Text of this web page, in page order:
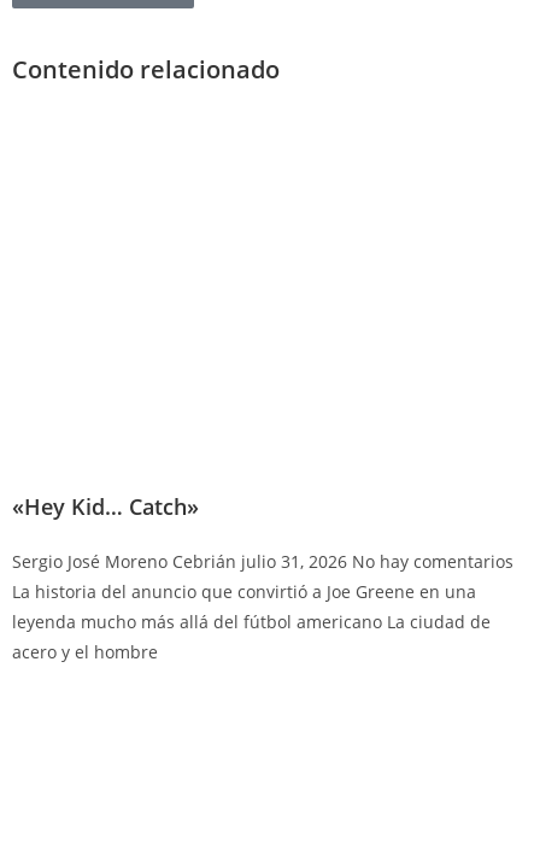
Contenido relacionado
«Hey Kid… Catch»
Sergio José Moreno Cebrián julio 31, 2026 No hay comentarios
La historia del anuncio que convirtió a Joe Greene en una
leyenda mucho más allá del fútbol americano La ciudad de
acero y el hombre